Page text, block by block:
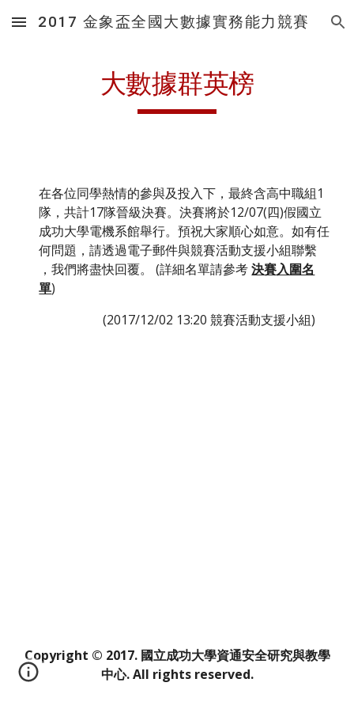
Skip to main content Skip to navigation
2017 金象盃全國大數據實務能力競賽
大數據群英榜
在各位同學熱情的參與及投入下，最終含高中職組1
隊，共計17隊晉級決賽。決賽將於12/07(四)假國立
成功大學電機系館舉行。預祝大家順心如意。如有任
何問題，請透過電子郵件與競賽活動支援小組聯繫
，我們將盡快回覆。 (詳細名單請參考 決賽入圍名
單)
(2017/12/02 13:20 競賽活動支援小組)
Copyright © 2017. 國立成功大學資通安全研究與教學
中心. All rights reserved.